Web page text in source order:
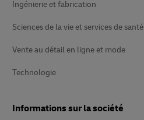
Ingénierie et fabrication
Sciences de la vie et services de santé
Vente au détail en ligne et mode
Technologie
Informations sur la société